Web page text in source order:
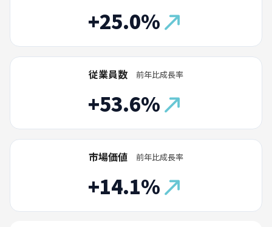
+25.0%
従業員数
+53.6%
前年比成長率
市場価値
+14.1%
前年比成長率